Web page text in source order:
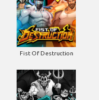
Fist Of Destruction